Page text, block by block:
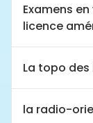
Examens
licence
La topo des
la radio-